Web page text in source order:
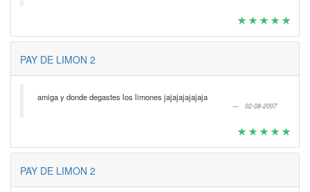
PAY DE LIMON 2
amiga y donde degastes los limones jajajajajajaja
02-08-2007
PAY DE LIMON 2